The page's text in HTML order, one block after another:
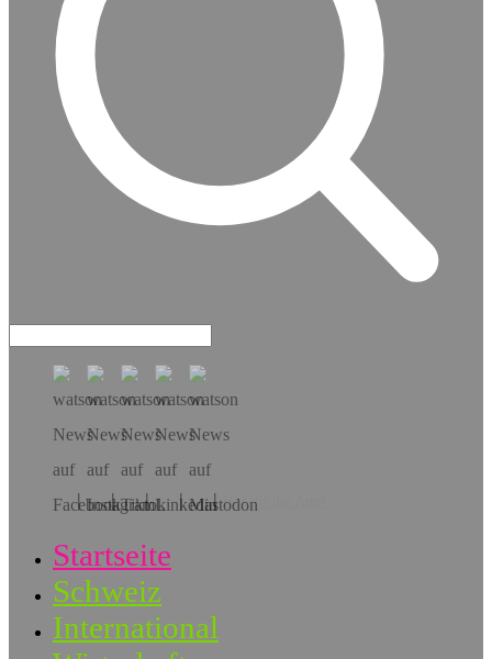
Hol dir die App!
Startseite
Schweiz
International